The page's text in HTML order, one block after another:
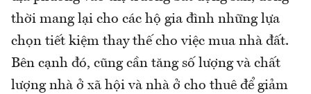
thời mang lại cho các hộ gia đình những lựa
chọn tiết kiệm thay thế cho việc mua nhà đất.
Bên cạnh đó, cũng cần tăng số lượng và chất
lượng nhà ở xã hội và nhà ở cho thuê để giảm